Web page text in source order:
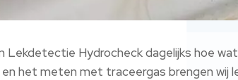
Lekdetectie Hydrocheck dagelijks hoe
het meten met traceergas brengen wij